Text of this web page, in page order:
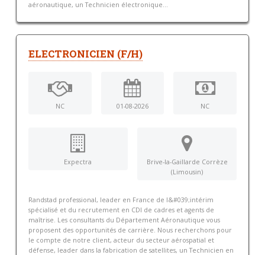
aéronautique, un Technicien électronique...
ELECTRONICIEN (F/H)
NC 01-08-2026 NC
Expectra
Brive-la-Gaillarde Corrèze
(Limousin)
Randstad professional, leader en France de l&#039;intérim
spécialisé et du recrutement en CDI de cadres et agents de
maîtrise. Les consultants du Département Aéronautique vous
proposent des opportunités de carrière. Nous recherchons pour
le compte de notre client, acteur du secteur aérospatial et
défense, leader dans la fabrication de satellites, un Technicien en